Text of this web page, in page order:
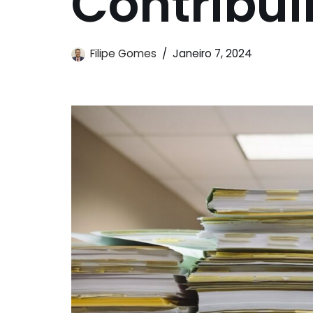
Filipe Gomes Janeiro 7, 2024